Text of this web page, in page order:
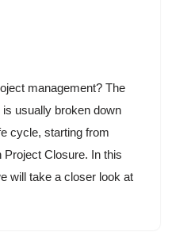
management? The
usually broken down
cycle, starting from
Project Closure. In this
will take a closer look at